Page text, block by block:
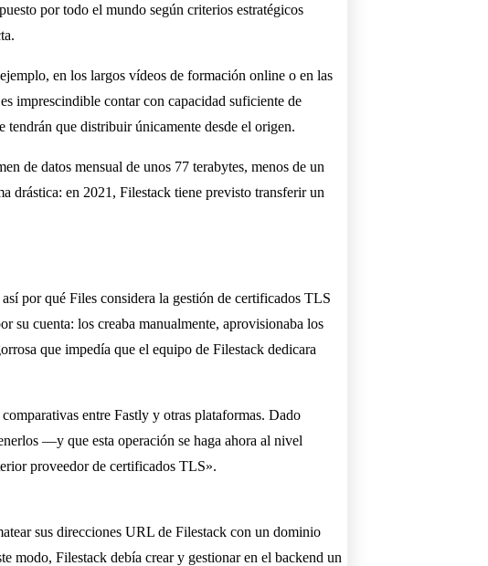
por todo el mundo según criterios estratégicos
en los largos vídeos de formación online o en las
imprescindible contar con capacidad suficiente de
tendrán que distribuir únicamente desde el origen.
de datos mensual de unos 77 terabytes, menos de un
drástica: en 2021, Filestack tiene previsto transferir un
por qué Files considera la gestión de certificados TLS
su cuenta: los creaba manualmente, aprovisionaba los
que impedía que el equipo de Filestack dedicara
entre Fastly y otras plataformas. Dado
—y que esta operación se haga ahora al nivel
proveedor de certificados TLS».
sus direcciones URL de Filestack con un dominio
modo, Filestack debía crear y gestionar en el backend un